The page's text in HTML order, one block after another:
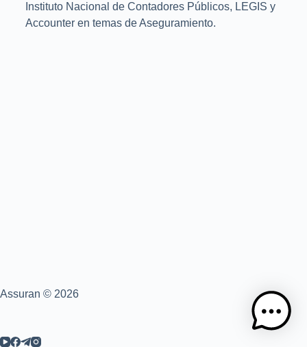
Instituto Nacional de Contadores Públicos, LEGIS y
Accounter en temas de Aseguramiento.
Assuran © 2026